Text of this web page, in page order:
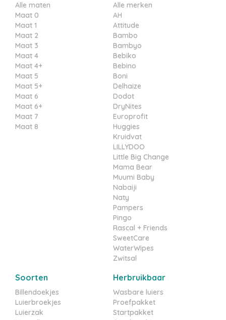
Alle maten
Maat 0
Maat 1
Maat 2
Maat 3
Maat 4
Maat 4+
Maat 5
Maat 5+
Maat 6
Maat 6+
Maat 7
Maat 8
Alle merken
AH
Attitude
Bambo
Bambyo
Bebiko
Bebino
Boni
Delhaize
Dodot
DryNites
Europrofit
Huggies
Kruidvat
LILLYDOO
Little Big Change
Mama Bear
Muumi Baby
Nabaiji
Naty
Pampers
Pingo
Rascal + Friends
SweetCare
WaterWipes
Zwitsal
Soorten
Billendoekjes
Luierbroekjes
Luierzak
Herbruikbaar
Wasbare luiers
Proefpakket
Startpakket